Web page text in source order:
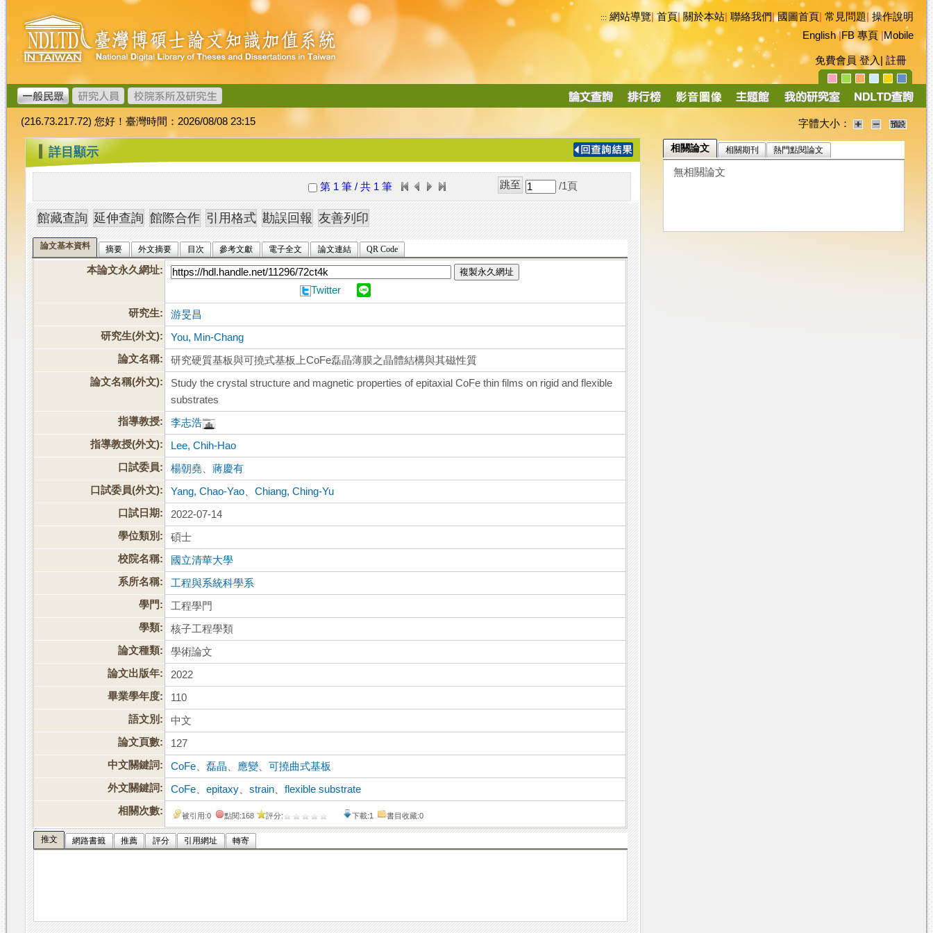
跳
到
主
要
內
容
臺
灣
博
碩
士
論
文
加
值
系
統
::: 網站導覽|首頁|關於本站 聯絡我們|國圖首頁 常見問題|操作說明
English|FB 專頁|Mobile
免費會員 登入 註冊
導
(216.73.217.72) 您好！臺灣時間：2026/08/08 23:15 字體大小：
::: 詳目顯示
第 1 筆 / 共 1 筆 /1 頁
論文基本資料 摘要 外文摘要 目次 參考文獻 電子全文 論文連結 QR Code
本論文永久網址: 複製永久網址
Twitter
研究生:
游旻昌
研究生(外文):
You, Min-Chang
論文名稱:
研究硬質基板與可撓式基板上CoFe磊晶薄膜之晶體結構與其磁性質
論文名稱(外文):
Study the crystal structure and magnetic properties of epitaxial CoFe thin films on rigid and flexible
substrates
指導教授:
李志浩
指導教授(外文):
Lee, Chih-Hao
口試委員:
楊朝堯 、蔣慶有
口試委員(外文):
Yang, Chao-Yao 、Chiang, Ching-Yu
口試日期:
2022-07-14
學位類別:
碩士
校院名稱:
國立清華大學
系所名稱:
工程與系統科學系
學門:
工程學門
學類:
核子工程學類
論文種類:
學術論文
論文出版年:
2022
畢業學年度:
110
語文別:
中文
論文頁數:
127
中文關鍵詞:
CoFe 磊晶 應變 、可撓曲式基板
外文關鍵詞:
CoFe 、epitaxy 、strain 、flexible substrate
相關次數:
被引用:0 點閱:168 評分: 下載:1 書目收藏:0
推文 網路書籤 推薦 評分 引用網址 轉寄
相關論文 相關期刊 熱門點閱論文
無相關論文